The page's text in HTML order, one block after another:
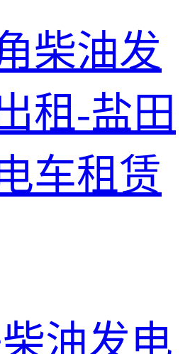
柴油发
租-盐田
车租赁